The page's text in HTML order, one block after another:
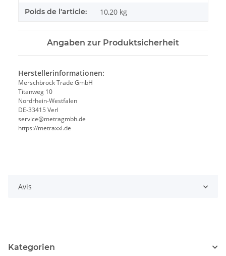
Poids de l'article: 10,20 kg
Angaben zur Produktsicherheit
Herstellerinformationen:
Merschbrock Trade GmbH
Titanweg 10
Nordrhein-Westfalen
DE-33415 Verl
service@metragmbh.de
https://metraxxl.de
Avis
Kategorien